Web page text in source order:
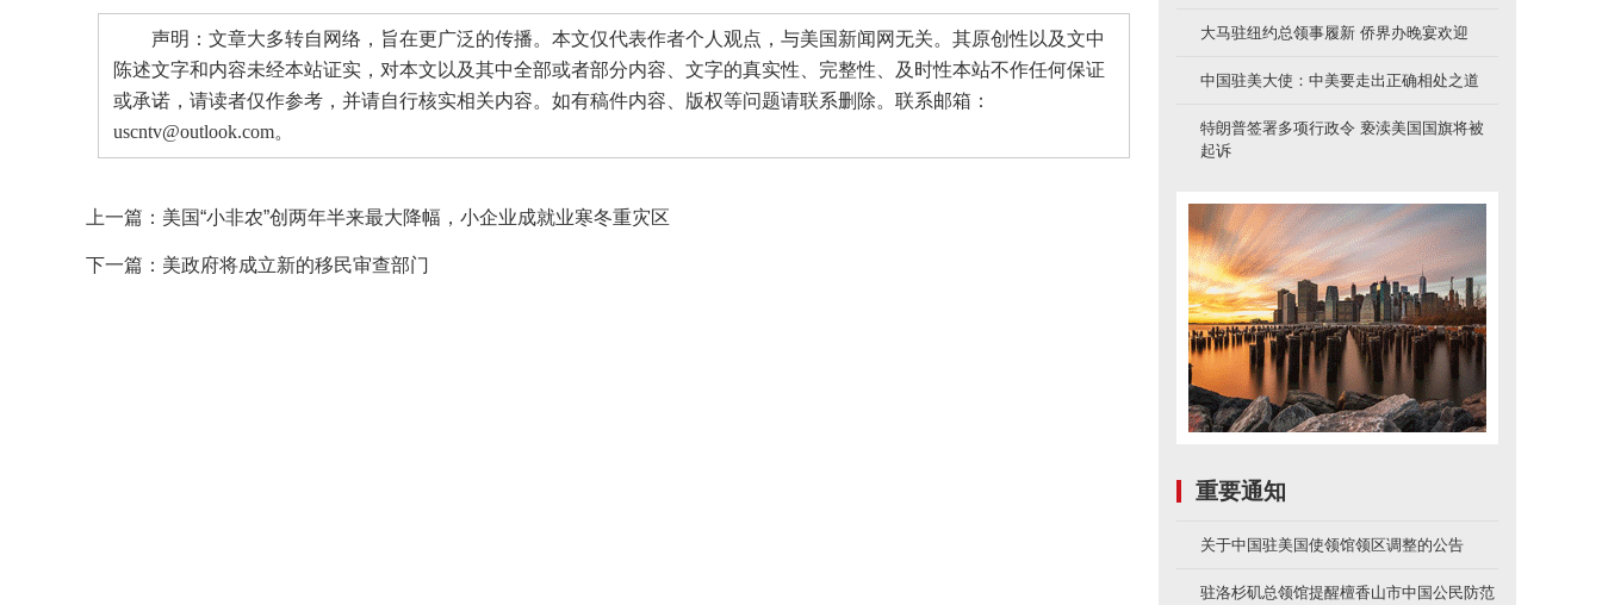
声明：文章大多转自网络，旨在更广泛的传播。本文仅代表作者个人观点，与美国新闻网无关。其原创性以及文中
陈述文字和内容未经本站证实，对本文以及其中全部或者部分内容、文字的真实性、完整性、及时性本站不作任何保证
或承诺，请读者仅作参考，并请自行核实相关内容。如有稿件内容、版权等问题请联系删除。联系邮箱：
uscntv@outlook.com。
上一篇： 美国“小非农”创两年半来最大降幅，小企业成就业寒冬重灾区
下一篇： 美政府将成立新的移民审查部门
大马驻纽约总领事履新 侨界办晚宴欢迎
中国驻美大使：中美要走出正确相处之道
特朗普签署多项行政令 亵渎美国国旗将被
起诉
重要通知
关于中国驻美国使领馆领区调整的公告
驻洛杉矶总领馆提醒檀香山市中国公民防范